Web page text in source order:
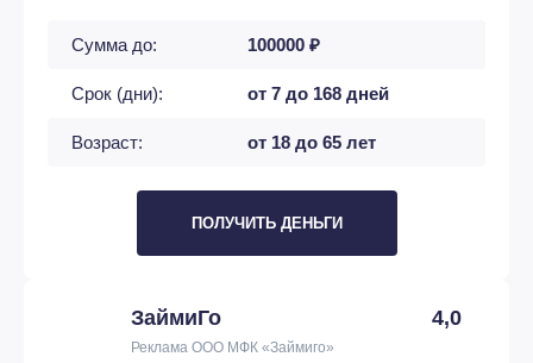
Сумма до: 100000 ₽
Срок (дни): от 7 до 168 дней
Возраст: от 18 до 65 лет
ПОЛУЧИТЬ ДЕНЬГИ
ЗаймиГо 4,0
Реклама ООО МФК «Займиго»